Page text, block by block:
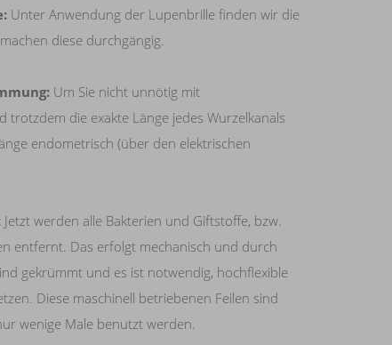
Unter Anwendung der Lupenbrille finden wir die
diese durchgängig.
Um Sie nicht unnötig mit
trotzdem die exakte Länge jedes Wurzelkanals
endometrisch (über den elektrischen
Jetzt werden alle Bakterien und Giftstoffe, bzw.
entfernt. Das erfolgt mechanisch und durch
gekrümmt und es ist notwendig, hochflexible
Diese maschinell betriebenen Feilen sind
wenige Male benutzt werden.